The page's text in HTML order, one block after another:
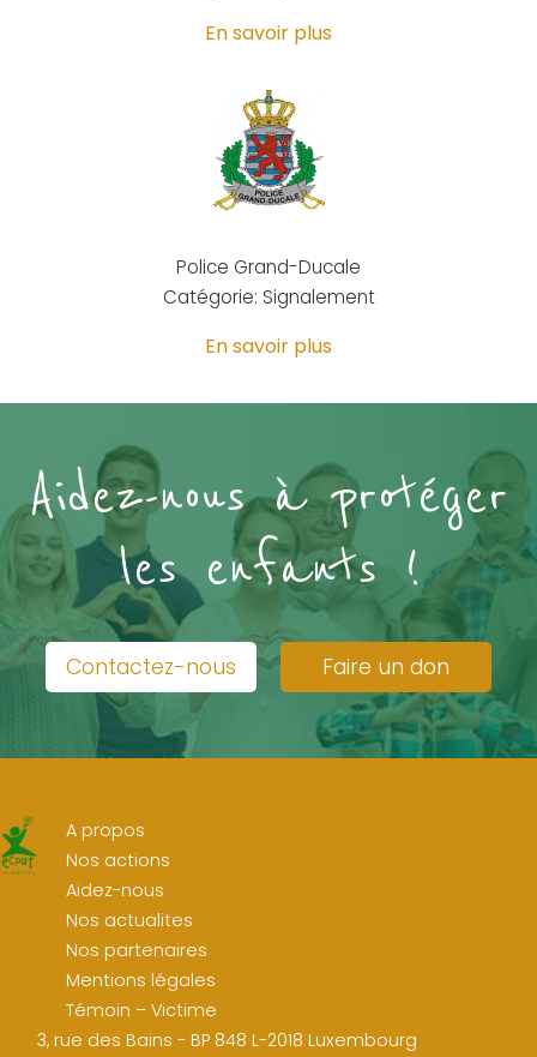
En savoir plus
Police Grand-Ducale
Catégorie: Signalement
En savoir plus
Aidez-nous à protéger
les enfants !
Contactez-nous Faire un don
A propos
Nos actions
Aidez-nous
Nos actualites
Nos partenaires
Mentions légales
Témoin – Victime
3, rue des Bains - BP 848 L-2018 Luxembourg